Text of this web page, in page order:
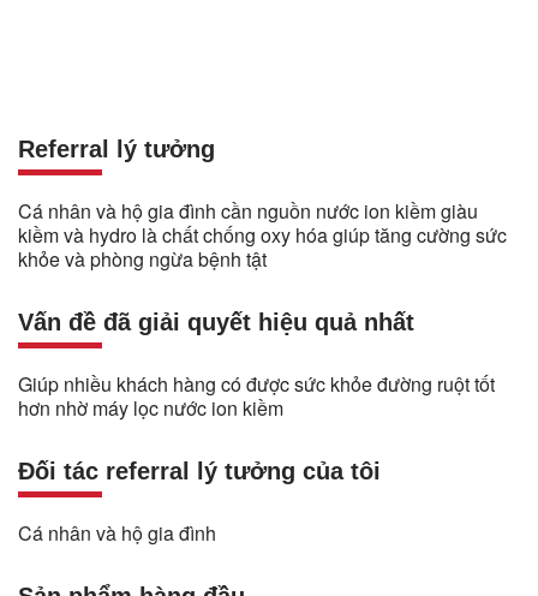
Referral lý tưởng
Cá nhân và hộ gia đình cần nguồn nước ion kiềm giàu
kiềm và hydro là chất chống oxy hóa giúp tăng cường sức
khỏe và phòng ngừa bệnh tật
Vấn đề đã giải quyết hiệu quả nhất
Giúp nhiều khách hàng có được sức khỏe đường ruột tốt
hơn nhờ máy lọc nước ion kiềm
Đối tác referral lý tưởng của tôi
Cá nhân và hộ gia đình